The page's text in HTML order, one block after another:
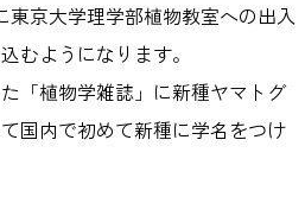
東京大学理学部植物教室への出入
むようになります。
「植物学雑誌」に新種ヤマトグ
国内で初めて新種に学名をつけ